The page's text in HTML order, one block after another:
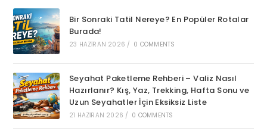
Bir Sonraki Tatil Nereye? En Popüler Rotalar
Burada!
23 HAZIRAN 2026 / 0 COMMENTS
Seyahat Paketleme Rehberi – Valiz Nasıl
Hazırlanır? Kış, Yaz, Trekking, Hafta Sonu ve
Uzun Seyahatler İçin Eksiksiz Liste
21 HAZIRAN 2026 / 0 COMMENTS